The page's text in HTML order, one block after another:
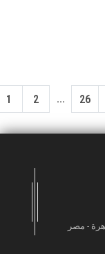
1 2 ... 26
- مصر